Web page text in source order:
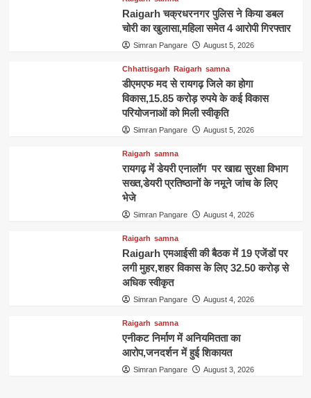
Raigarh चक्रधरनगर पुलिस ने किया डबल
चोरी का खुलासा,महिला समेत 4 आरोपी गिरफ्तार
Simran Pangare August 5, 2026
Chhattisgarh Raigarh samna
डीएमएफ मद से रायगढ़ जिले का होगा
विकास,15.85 करोड़ रुपये के कई विकास
परियोजनाओं को मिली स्वीकृति
Simran Pangare August 5, 2026
Raigarh samna
रायगढ़ में डेयरी एनालॉग पर खाद्य सुरक्षा विभाग
सख्त,डेयरी प्रतिष्ठानों के नमूने जांच के लिए
भेजे
Simran Pangare August 4, 2026
Raigarh samna
Raigarh एमआईसी की बैठक में 19 एजेंडों पर
लगी मुहर,शहर विकास के लिए 32.50 करोड़ से
अधिक स्वीकृत
Simran Pangare August 4, 2026
Raigarh samna
एनीकट निर्माण में अनियमितता का
आरोप,जनदर्शन में हुई शिकायत
Simran Pangare August 3, 2026